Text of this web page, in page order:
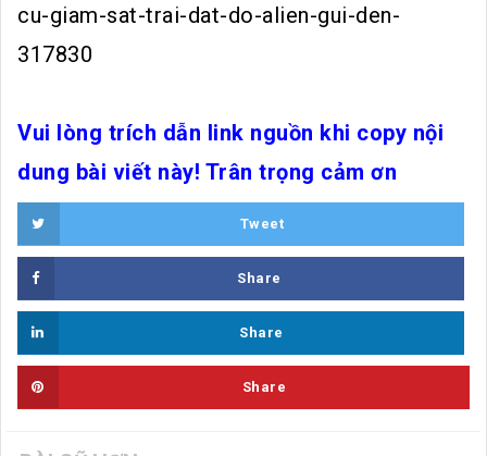
cu-giam-sat-trai-dat-do-alien-gui-den-
317830
Vui lòng trích dẫn link nguồn khi copy nội
dung bài viết này! Trân trọng cảm ơn
Tweet
Share
Share
Share